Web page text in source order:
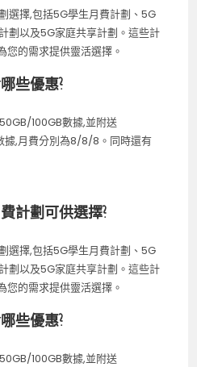
選擇,包括5G學生月費計劃、5G
劃以及5G家庭共享計劃。這些計
您的需求提供靈活選擇。
些優惠?
100GB數據,並附送
,月費分別為8/8/8。同時還有
計劃可供選擇?
選擇,包括5G學生月費計劃、5G
劃以及5G家庭共享計劃。這些計
您的需求提供靈活選擇。
些優惠?
100GB數據,並附送